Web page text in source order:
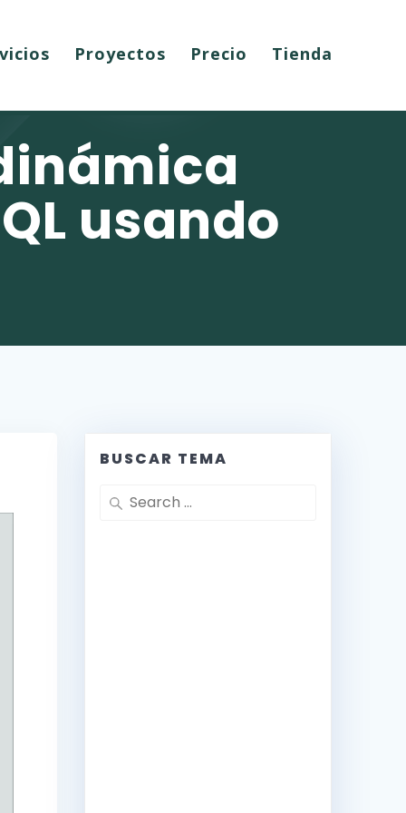
Proyectos Precio Tienda
usando
BUSCAR TEMA
Search
for: